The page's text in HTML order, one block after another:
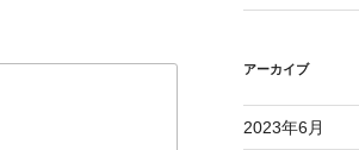
アーカイブ
2023年6月